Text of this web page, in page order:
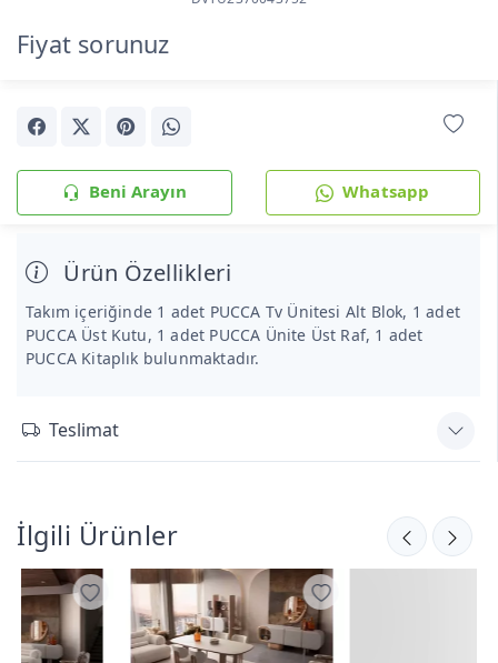
Fiyat sorunuz
Beni Arayın Whatsapp
Ürün Özellikleri
Takım içeriğinde 1 adet PUCCA Tv Ünitesi Alt Blok, 1 adet
PUCCA Üst Kutu, 1 adet PUCCA Ünite Üst Raf, 1 adet
PUCCA Kitaplık bulunmaktadır.
Teslimat
İlgili Ürünler